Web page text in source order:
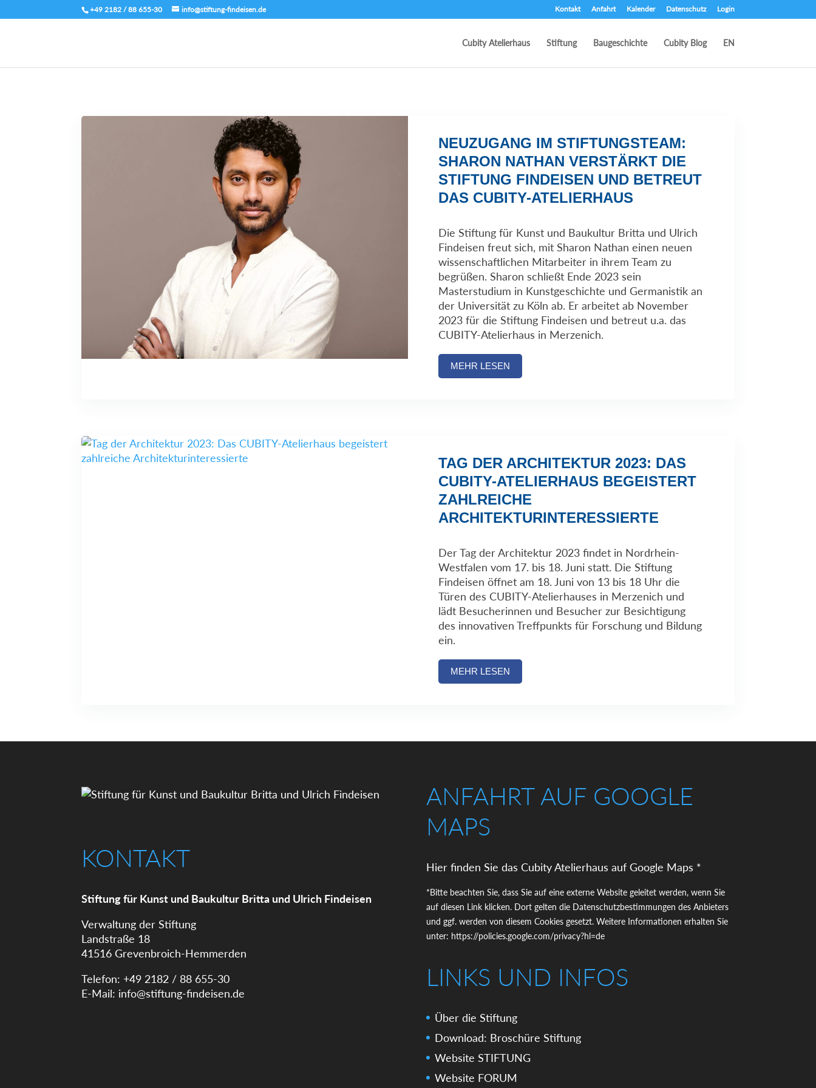
+49 2182 / 88 655-30 info@stiftung-findeisen.de Kontakt Anfahrt Kalender Datenschutz Login
Cubity Atelierhaus Stiftung Baugeschichte Cubity Blog EN
NEUZUGANG IM STIFTUNGSTEAM:
SHARON NATHAN VERSTÄRKT DIE
STIFTUNG FINDEISEN UND BETREUT
DAS CUBITY-ATELIERHAUS
Die Stiftung für Kunst und Baukultur Britta und Ulrich
Findeisen freut sich, mit Sharon Nathan einen neuen
wissenschaftlichen Mitarbeiter in ihrem Team zu
begrüßen. Sharon schließt Ende 2023 sein
Masterstudium in Kunstgeschichte und Germanistik an
der Universität zu Köln ab. Er arbeitet ab November
2023 für die Stiftung Findeisen und betreut u.a. das
CUBITY-Atelierhaus in Merzenich.
MEHR LESEN
TAG DER ARCHITEKTUR 2023: DAS
CUBITY-ATELIERHAUS BEGEISTERT
ZAHLREICHE
ARCHITEKTURINTERESSIERTE
Der Tag der Architektur 2023 findet in Nordrhein-
Westfalen vom 17. bis 18. Juni statt. Die Stiftung
Findeisen öffnet am 18. Juni von 13 bis 18 Uhr die
Türen des CUBITY-Atelierhauses in Merzenich und
lädt Besucherinnen und Besucher zur Besichtigung
des innovativen Treffpunkts für Forschung und Bildung
ein.
MEHR LESEN
KONTAKT
Stiftung für Kunst und Baukultur Britta und Ulrich Findeisen
Verwaltung der Stiftung
Landstraße 18
41516 Grevenbroich-Hemmerden
Telefon: +49 2182 / 88 655-30
E-Mail: info@stiftung-findeisen.de
ANFAHRT AUF GOOGLE
MAPS
Hier finden Sie das Cubity Atelierhaus auf Google Maps *
*Bitte beachten Sie, dass Sie auf eine externe Website geleitet werden, wenn Sie
auf diesen Link klicken. Dort gelten die Datenschutzbestimmungen des Anbieters
und ggf. werden von diesem Cookies gesetzt. Weitere Informationen erhalten Sie
unter: https://policies.google.com/privacy?hl=de
LINKS UND INFOS
Über die Stiftung
Download: Broschüre Stiftung
Website STIFTUNG
Website FORUM